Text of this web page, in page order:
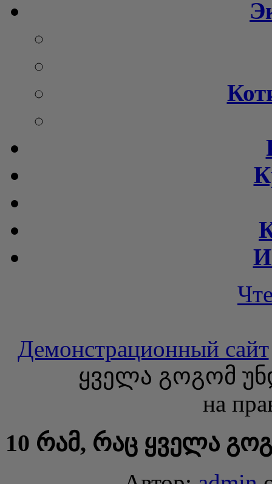
Демонстрационный сайт
ყველა გოგომ
на
10 რამ, რაც ყველა